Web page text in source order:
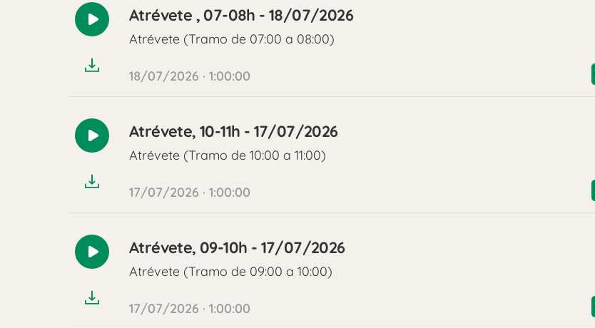
Reproducir
Atrévete , 07-08h - 18/07/2026
Atrévete (Tramo de 07:00 a 08:00)
18/07/2026 · 1:00:00
Reproducir
Atrévete, 10-11h - 17/07/2026
Atrévete (Tramo de 10:00 a 11:00)
17/07/2026 · 1:00:00
Reproducir
Atrévete, 09-10h - 17/07/2026
Atrévete (Tramo de 09:00 a 10:00)
17/07/2026 · 1:00:00